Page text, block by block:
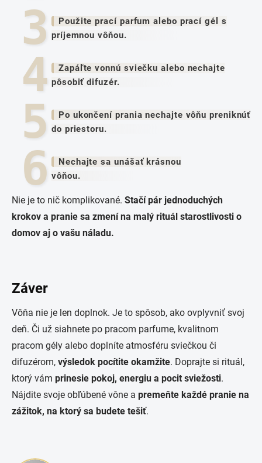
Použite prací parfum alebo prací gél s
príjemnou vôňou.
Zapáľte vonnú sviečku alebo nechajte
pôsobiť difuzér.
Po ukončení prania nechajte vôňu preniknúť
do priestoru.
Nechajte sa unášať krásnou
vôňou.
Nie je to nič komplikované. Stačí pár jednoduchých
krokov a pranie sa zmení na malý rituál starostlivosti o
domov aj o vašu náladu.
Záver
Vôňa nie je len doplnok. Je to spôsob, ako ovplyvniť svoj
deň. Či už siahnete po pracom parfume, kvalitnom
pracom gély alebo doplníte atmosféru sviečkou či
difuzérom, výsledok pocítite okamžite. Doprajte si rituál,
ktorý vám prinesie pokoj, energiu a pocit sviežosti.
Nájdite svoje obľúbené vône a premeňte každé pranie na
zážitok, na ktorý sa budete tešiť.